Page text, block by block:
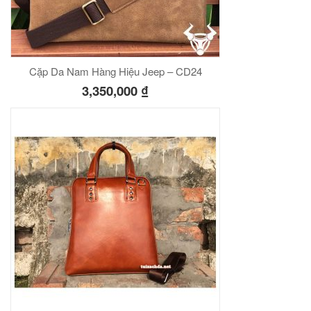
Cặp Da Nam Hàng Hiệu Jeep – CD24
3,350,000 ₫